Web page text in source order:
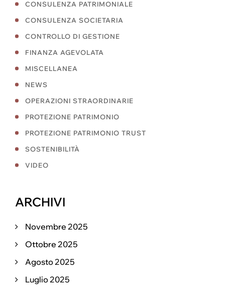
CONSULENZA PATRIMONIALE
CONSULENZA SOCIETARIA
CONTROLLO DI GESTIONE
FINANZA AGEVOLATA
MISCELLANEA
NEWS
OPERAZIONI STRAORDINARIE
PROTEZIONE PATRIMONIO
PROTEZIONE PATRIMONIO TRUST
SOSTENIBILITÀ
VIDEO
ARCHIVI
Novembre 2025
Ottobre 2025
Agosto 2025
Luglio 2025